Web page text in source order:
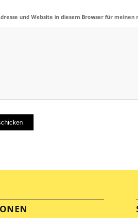
und Website in diesem Browser für